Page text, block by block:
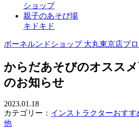
ショップ
親子のあそび場
キドキド
ボーネルンドショップ 大丸東京店ブ
からだあそびのオスス
のお知らせ
2023.01.18
カテゴリー： インストラクターおすす
他